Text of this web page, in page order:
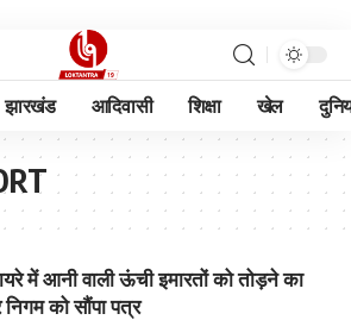
झारखंड आदिवासी शिक्षा खेल
में आनी वाली ऊंची इमारतों को तोड़ने का
को सौंपा पत्र